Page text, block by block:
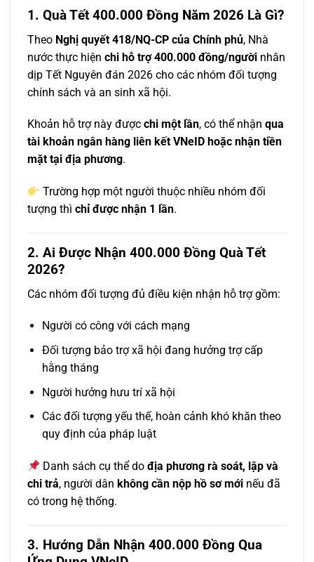
1. Quà Tết 400.000 Đồng Năm 2026 Là Gì?
Theo Nghị quyết 418/NQ-CP của Chính phủ, Nhà
nước thực hiện chi hỗ trợ 400.000 đồng/người nhân
dịp Tết Nguyên đán 2026 cho các nhóm đối tượng
chính sách và an sinh xã hội.
Khoản hỗ trợ này được chi một lần, có thể nhận qua
tài khoản ngân hàng liên kết VNeID hoặc nhận tiền
mặt tại địa phương.
Trường hợp một người thuộc nhiều nhóm đối
tượng thì chỉ được nhận 1 lần.
2. Ai Được Nhận 400.000 Đồng Quà Tết
2026?
Các nhóm đối tượng đủ điều kiện nhận hỗ trợ gồm:
Người có công với cách mạng
Đối tượng bảo trợ xã hội đang hưởng trợ cấp
hằng tháng
Người hưởng hưu trí xã hội
Các đối tượng yếu thế, hoàn cảnh khó khăn theo
quy định của pháp luật
Danh sách cụ thể dođịa phương rà soát, lập và
chi trả, người dân không cần nộp hồ sơ mới nếu đã
có trong hệ thống.
3. Hướng Dẫn Nhận 400.000 Đồng Qua